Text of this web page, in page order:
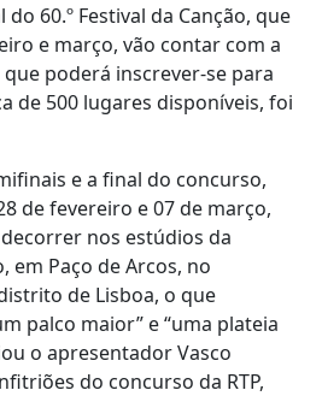
60.º Festival da Canção, que
e março, vão contar com a
poderá inscrever-se para
de 500 lugares disponíveis, foi
e a final do concurso,
de fevereiro e 07 de março,
nos estúdios da
em Paço de Arcos, no
de Lisboa, o que
palco maior” e “uma plateia
o apresentador Vasco
do concurso da RTP,